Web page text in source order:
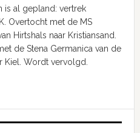
is al gepland: vertrek
Overtocht met de MS
Hirtshals naar Kristiansand.
de Stena Germanica van de
Kiel. Wordt vervolgd.